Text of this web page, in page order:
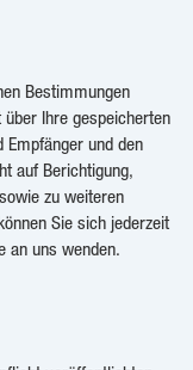
Bestimmungen
Ihre gespeicherten
Empfänger und den
auf Berichtigung,
zu weiteren
Sie sich jederzeit
an uns wenden.